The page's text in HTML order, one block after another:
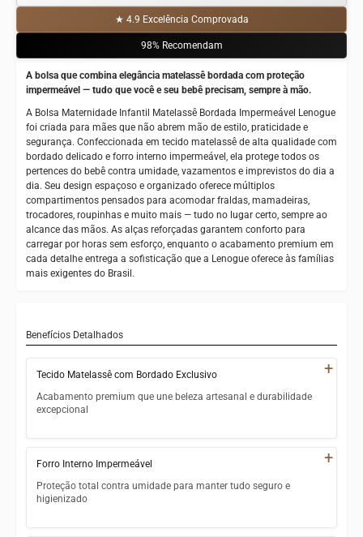
★ 4.9 Excelência Comprovada
98% Recomendam
A bolsa que combina elegância matelassê bordada com proteção
impermeável — tudo que você e seu bebê precisam, sempre à mão.
A Bolsa Maternidade Infantil Matelassê Bordada Impermeável Lenogue
foi criada para mães que não abrem mão de estilo, praticidade e
segurança. Confeccionada em tecido matelassê de alta qualidade com
bordado delicado e forro interno impermeável, ela protege todos os
pertences do bebê contra umidade, vazamentos e imprevistos do dia a
dia. Seu design espaçoso e organizado oferece múltiplos
compartimentos pensados para acomodar fraldas, mamadeiras,
trocadores, roupinhas e muito mais — tudo no lugar certo, sempre ao
alcance das mãos. As alças reforçadas garantem conforto para
carregar por horas sem esforço, enquanto o acabamento premium em
cada detalhe entrega a sofisticação que a Lenogue oferece às famílias
mais exigentes do Brasil.
Benefícios Detalhados
Tecido Matelassê com Bordado Exclusivo +
Acabamento premium que une beleza artesanal e durabilidade
excepcional
Bordado delicado e exclusivo que valoriza cada detalhe
visual da bolsa
Forro Interno Impermeável +
Proteção total contra umidade para manter tudo seguro e
higienizado